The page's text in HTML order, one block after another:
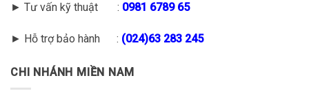
► Tư vấn kỹ thuật : 0981 6789 65
► Hỗ trợ bảo hành : (024)63 283 245
CHI NHÁNH MIỀN NAM